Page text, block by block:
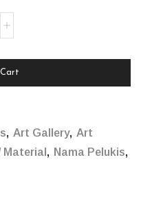
, Art Gallery, Art
Material , Nama Pelukis,